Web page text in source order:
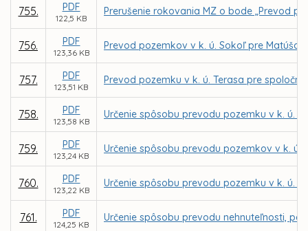
755. PDF
122,5 KB
Prerušenie rokovania MZ o bode „Prevod
756. PDF
123,36 KB
Prevod pozemkov v k. ú. Sokoľ pre
757. PDF
123,51 KB
Prevod pozemku v k. ú. Terasa pre
758. PDF
123,58 KB
Určenie spôsobu prevodu pozemku v k. ú.
759. PDF
123,24 KB
Určenie spôsobu prevodu pozemkov v k.
760. PDF
123,22 KB
Určenie spôsobu prevodu pozemku v k. ú.
761. PDF
124,25 KB
Určenie spôsobu prevodu nehnuteľnosti,